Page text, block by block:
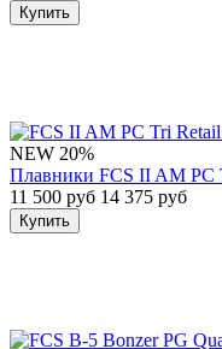
Купить
NEW 20%
Плавники FCS II AM PC
11 500 руб 14 375 руб
Купить